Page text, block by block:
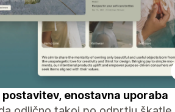
postavitev, enostavna uporaba